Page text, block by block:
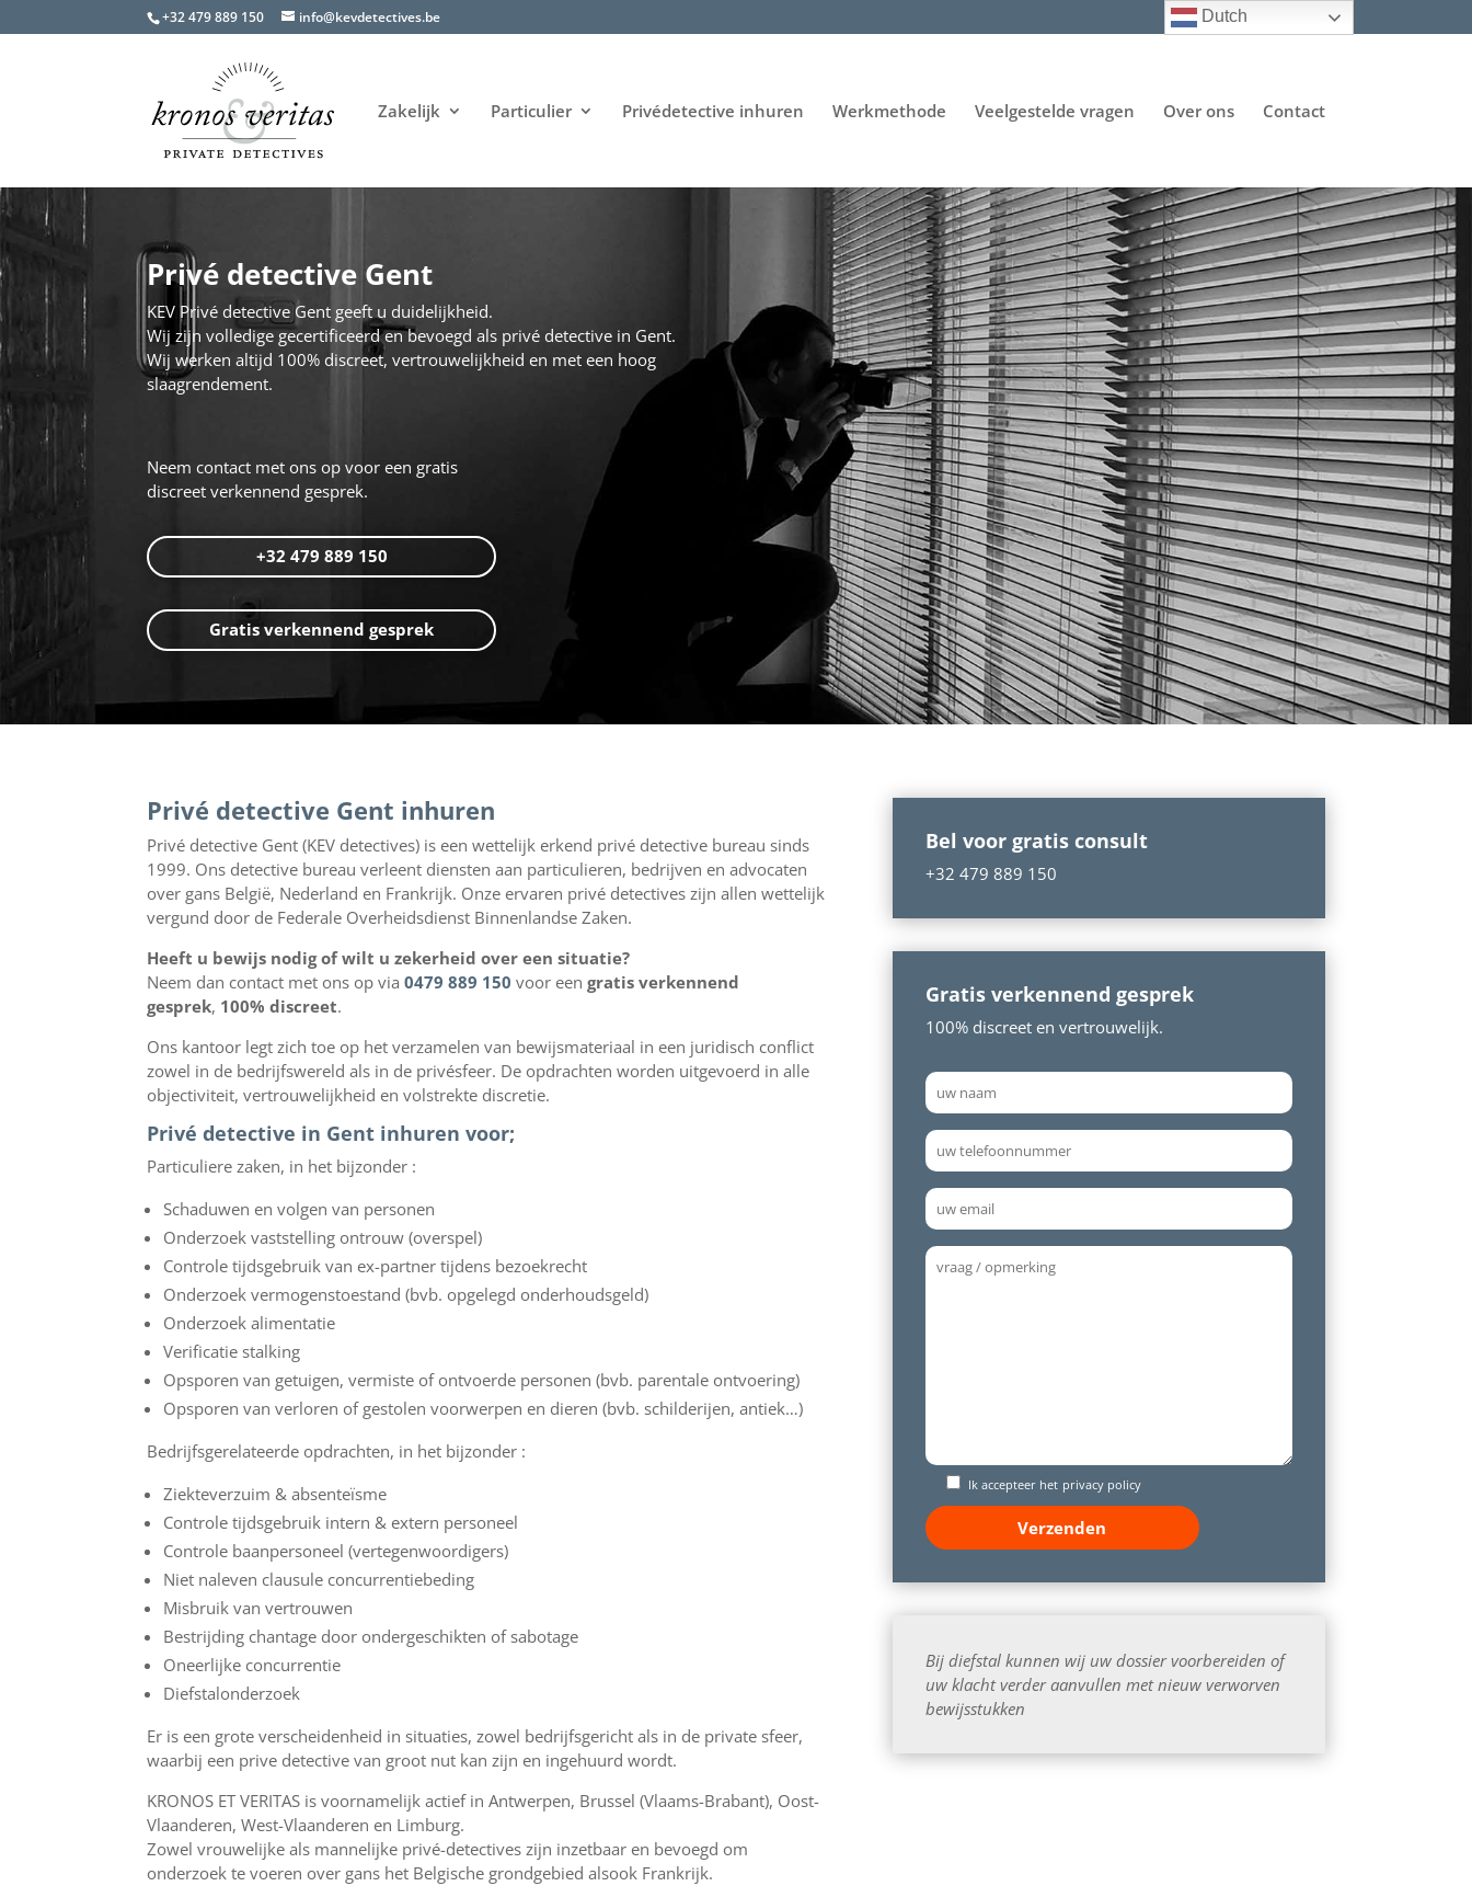
+32 479 889 150 info@kevdetectives.be
Zakelijk Particulier Privédetective inhuren Werkmethode Veelgestelde vragen Over ons Contact
Privé detective Gent
KEV Privé detective Gent geeft u duidelijkheid.
Wij zijn volledige gecertificeerd en bevoegd als privé detective in Gent.
Wij werken altijd 100% discreet, vertrouwelijkheid en met een hoog
slaagrendement.
Neem contact met ons op voor een gratis
discreet verkennend gesprek.
+32 479 889 150
Gratis verkennend gesprek
Privé detective Gent inhuren
Privé detective Gent (KEV detectives) is een wettelijk erkend privé detective bureau sinds
1999. Ons detective bureau verleent diensten aan particulieren, bedrijven en advocaten
over gans België, Nederland en Frankrijk. Onze ervaren privé detectives zijn allen wettelijk
vergund door de Federale Overheidsdienst Binnenlandse Zaken.
Heeft u bewijs nodig of wilt u zekerheid over een situatie?
Neem dan contact met ons op via0479 889 150 voor eengratis verkennend
gesprek, 100% discreet.
Ons kantoor legt zich toe op het verzamelen van bewijsmateriaal in een juridisch conflict
zowel in de bedrijfswereld als in de privésfeer. De opdrachten worden uitgevoerd in alle
objectiviteit, vertrouwelijkheid en volstrekte discretie.
Privé detective in Gent inhuren voor;
Particuliere zaken, in het bijzonder :
Schaduwen en volgen van personen
Onderzoek vaststelling ontrouw (overspel)
Controle tijdsgebruik van ex-partner tijdens bezoekrecht
Onderzoek vermogenstoestand (bvb. opgelegd onderhoudsgeld)
Onderzoek alimentatie
Verificatie stalking
Opsporen van getuigen, vermiste of ontvoerde personen (bvb. parentale ontvoering)
Opsporen van verloren of gestolen voorwerpen en dieren (bvb. schilderijen, antiek…)
Bedrijfsgerelateerde opdrachten, in het bijzonder :
Ziekteverzuim & absenteïsme
Controle tijdsgebruik intern & extern personeel
Controle baanpersoneel (vertegenwoordigers)
Niet naleven clausule concurrentiebeding
Misbruik van vertrouwen
Bestrijding chantage door ondergeschikten of sabotage
Oneerlijke concurrentie
Diefstalonderzoek
Er is een grote verscheidenheid in situaties, zowel bedrijfsgericht als in de private sfeer,
waarbij een prive detective van groot nut kan zijn en ingehuurd wordt.
KRONOS ET VERITAS is voornamelijk actief in Antwerpen, Brussel (Vlaams-Brabant), Oost-
Vlaanderen, West-Vlaanderen en Limburg.
Zowel vrouwelijke als mannelijke privé-detectives zijn inzetbaar en bevoegd om
onderzoek te voeren over gans het Belgische grondgebied alsook Frankrijk.
Bel voor gratis consult
+32 479 889 150
Gratis verkennend gesprek
100% discreet en vertrouwelijk.
Ik accepteer het privacy policy
Bij diefstal kunnen wij uw dossier voorbereiden of
uw klacht verder aanvullen met nieuw verworven
bewijsstukken
Dutch